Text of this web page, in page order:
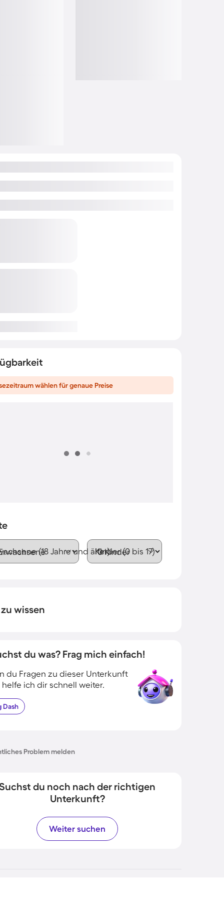
wählen für genaue Preise
(18 Jahre und älter)Kinder (0 bis 17)
wissen
du was? Frag mich einfach!
du Fragen zu dieser Unterkunft
helfe ich dir schnell weiter.
Dash
Problem melden
du noch nach der richtigen
Unterkunft?
Weiter suchen